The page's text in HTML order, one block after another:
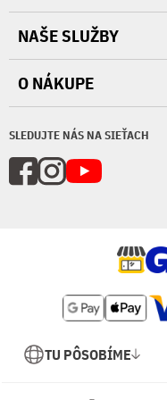
SLEDUJTE NÁS NA SIEŤACH
NAŠE SLUŽBY
O NÁKUPE
TU PÔSOBÍME